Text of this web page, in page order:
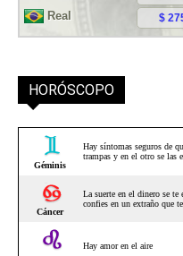
HORÓSCOPO